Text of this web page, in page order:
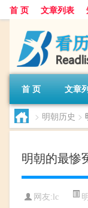
首 页 文章列表
首 页 文章
> 明朝历史 >
明朝的最惨
网友: lc